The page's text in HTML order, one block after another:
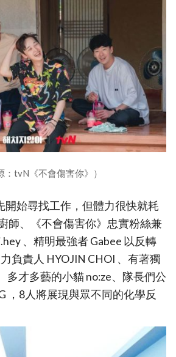
：tvN《不會傷害你》）
開始尋找工作，但體力很快就耗
師、《不會傷害你》忠實粉絲兼
、精明最強者 Gabee 以反轉
負責人 HYOJIN CHOI 、有著獨
多才多藝的小貓 no:ze、隊長們公
，8人將展現與眾不同的化學反